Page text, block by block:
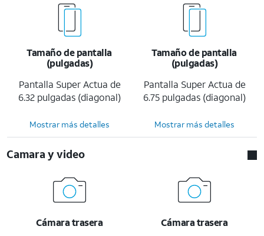
Tamaño de pantalla
(pulgadas)
Pantalla Super Actua de
6.32 pulgadas (diagonal)
Tamaño de pantalla
(pulgadas)
Pantalla Super Actua de
6.75 pulgadas (diagonal)
Mostrar más detalles Mostrar más detalles
Camara y video
Cámara trasera
Cámara trasera